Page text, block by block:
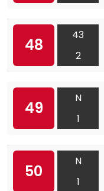
48
43
2
49
N
1
50
N
1